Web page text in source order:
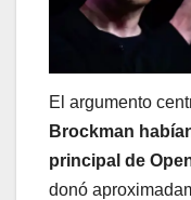
El argumento
Brockman
principal de
donó